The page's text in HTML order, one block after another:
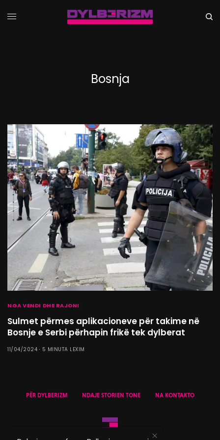
Bosnja
NGA VENDI DHE RAJONI
Sulmet përmes aplikacioneve për takime në
Bosnje e Serbi përhapin frikë tek dylberat
11/04/2024 5 MINUTA LEXIM
PËR DYLBERIZM NDAJE STORIEN TONE NA KONTAKTO